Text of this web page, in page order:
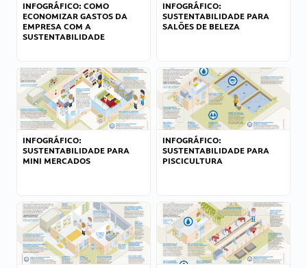
INFOGRÁFICO: COMO
ECONOMIZAR GASTOS DA
EMPRESA COM A
SUSTENTABILIDADE
INFOGRÁFICO:
SUSTENTABILIDADE PARA
SALÕES DE BELEZA
INFOGRÁFICO:
SUSTENTABILIDADE PARA
MINI MERCADOS
INFOGRÁFICO:
SUSTENTABILIDADE PARA
PISCICULTURA